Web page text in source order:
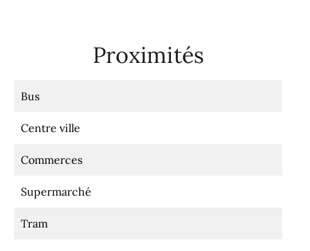
Proximités
Bus
Centre ville
Commerces
Supermarché
Tram